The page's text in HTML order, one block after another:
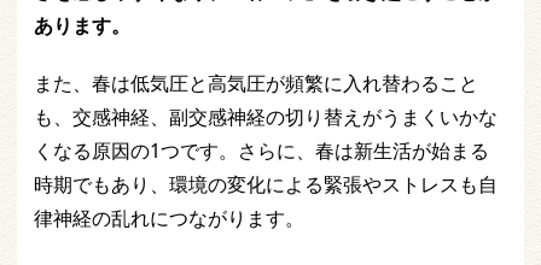
あります。
また、春は低気圧と高気圧が頻繁に入れ替わること
も、交感神経、副交感神経の切り替えがうまくいかな
くなる原因の1つです。さらに、春は新生活が始まる
時期でもあり、環境の変化による緊張やストレスも自
律神経の乱れにつながります。